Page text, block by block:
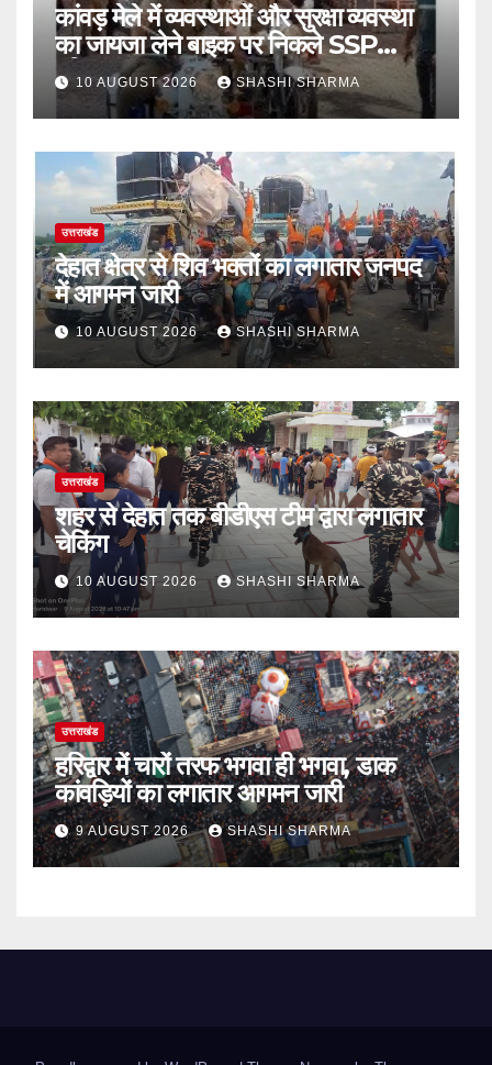
कांवड़ मेले में व्यवस्थाओं और सुरक्षा व्यवस्था
का जायजा लेने बाइक पर निकले SSP
हरिद्वार
10 AUGUST 2026 SHASHI SHARMA
उत्तराखंड
देहात क्षेत्र से शिव भक्तों का लगातार जनपद
में आगमन जारी
10 AUGUST 2026 SHASHI SHARMA
उत्तराखंड
शहर से देहात तक बीडीएस टीम द्वारा लगातार
चेकिंग
10 AUGUST 2026 SHASHI SHARMA
उत्तराखंड
हरिद्वार में चारों तरफ भगवा ही भगवा, डाक
कांवड़ियों का लगातार आगमन जारी
9 AUGUST 2026 SHASHI SHARMA